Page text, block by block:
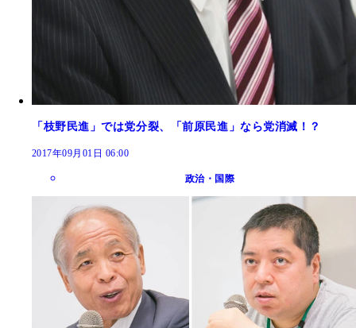
「枝野民進」では党分裂、「前原民進」なら党消滅！？
2017年09月01日 06:00
政治・国際